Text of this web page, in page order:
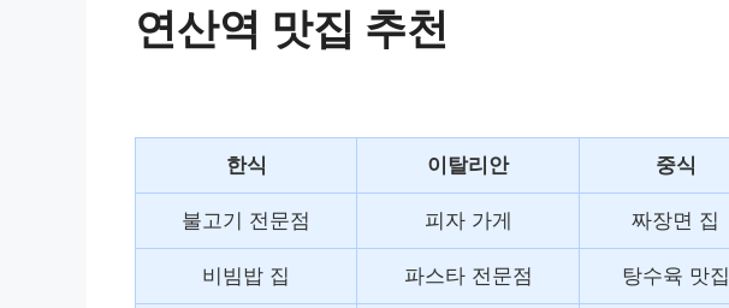
연산역 맛집 추천
한식 이탈리안 중식
불고기 전문점 피자 가게 짜장면 집
비빔밥 집 파스타 전문점 탕수육 맛집